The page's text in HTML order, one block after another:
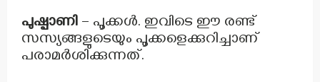
പുഷ്പാണി – പൂക്കൾ. ഇവിടെ ഈ രണ്ട്
സസ്യങ്ങളുടെയും പൂക്കളെക്കുറിച്ചാണ്
പരാമർശിക്കുന്നത്.